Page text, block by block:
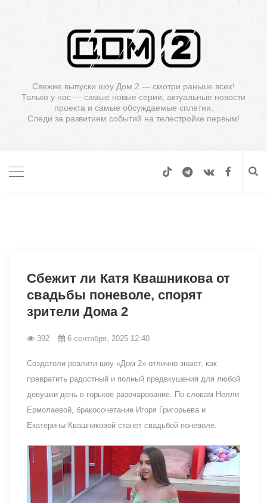
Свежие выпуски шоу Дом 2 — смотри раньше всех!
Только у нас — самые новые серии, актуальные новости
проекта и самые обсуждаемые сплетни.
Следи за развитием событий на телестройке первым!
Сбежит ли Катя Квашникова от
свадьбы поневоле, спорят
зрители Дома 2
392 6 сентября, 2025 12:40
Создатели реалити-шоу «Дом 2» отлично знают, как
превратить радостный и полный предвкушения для любой
девушки день в горькое разочарование. По словам Нелли
Ермолаевой, бракосочетание Игоря Григорьева и
Екатерины Квашниковой станет свадьбой поневоле.